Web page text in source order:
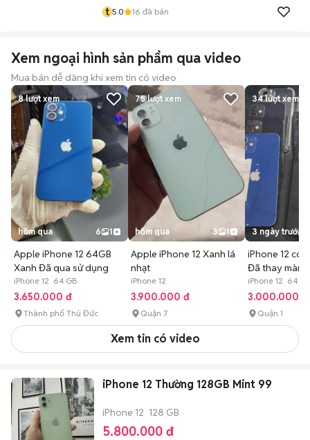
t 5.0 16 đã bán
Xem ngoại hình sản phẩm qua video
Mua bán dễ dàng khi xem tin có video
8lượt xem
hôm qua 6 1
Apple iPhone 12 64GB
Xanh Đã qua sử dụng
iPhone 12 64 GB
3.650.000 đ
Thành phố Thủ Đức
75lượt xem
hôm qua 3 1
Apple iPhone 12 Xanh lá
nhạt
iPhone 12
3.900.000 đ
Quận 7
34lượt xem
3 ngày trước
iPhone 12 co
Đã thay màn
iPhone 12 64
3.000.000 đ
Quận 1
Xem tin có video
iPhone 12 Thường 128GB Mint 99
iPhone 12 128 GB
5.800.000 đ